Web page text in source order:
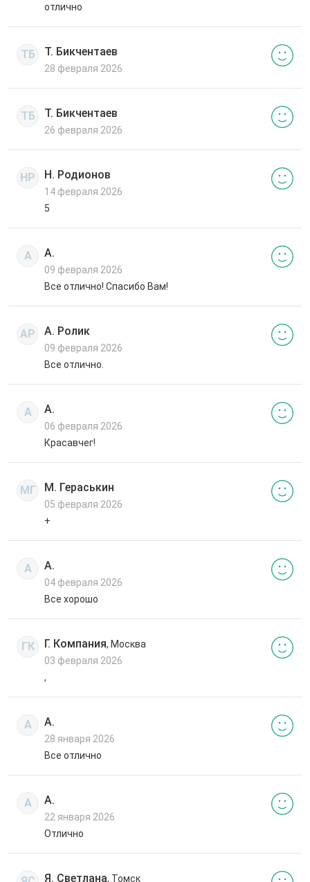
отлично
ТБ Т. Бикчентаев
28 февраля 2026
ТБ Т. Бикчентаев
26 февраля 2026
НР Н. Родионов
14 февраля 2026
5
А А.
09 февраля 2026
Все отлично! Спасибо Вам!
АР А. Ролик
09 февраля 2026
Все отлично.
А А.
06 февраля 2026
Красавчег!
МГ М. Гераськин
05 февраля 2026
+
А А.
04 февраля 2026
Все хорошо
ГК Г. Компания, Москва
03 февраля 2026
,
А А.
28 января 2026
Все отлично
А А.
22 января 2026
Отлично
Я. Светлана, Томск